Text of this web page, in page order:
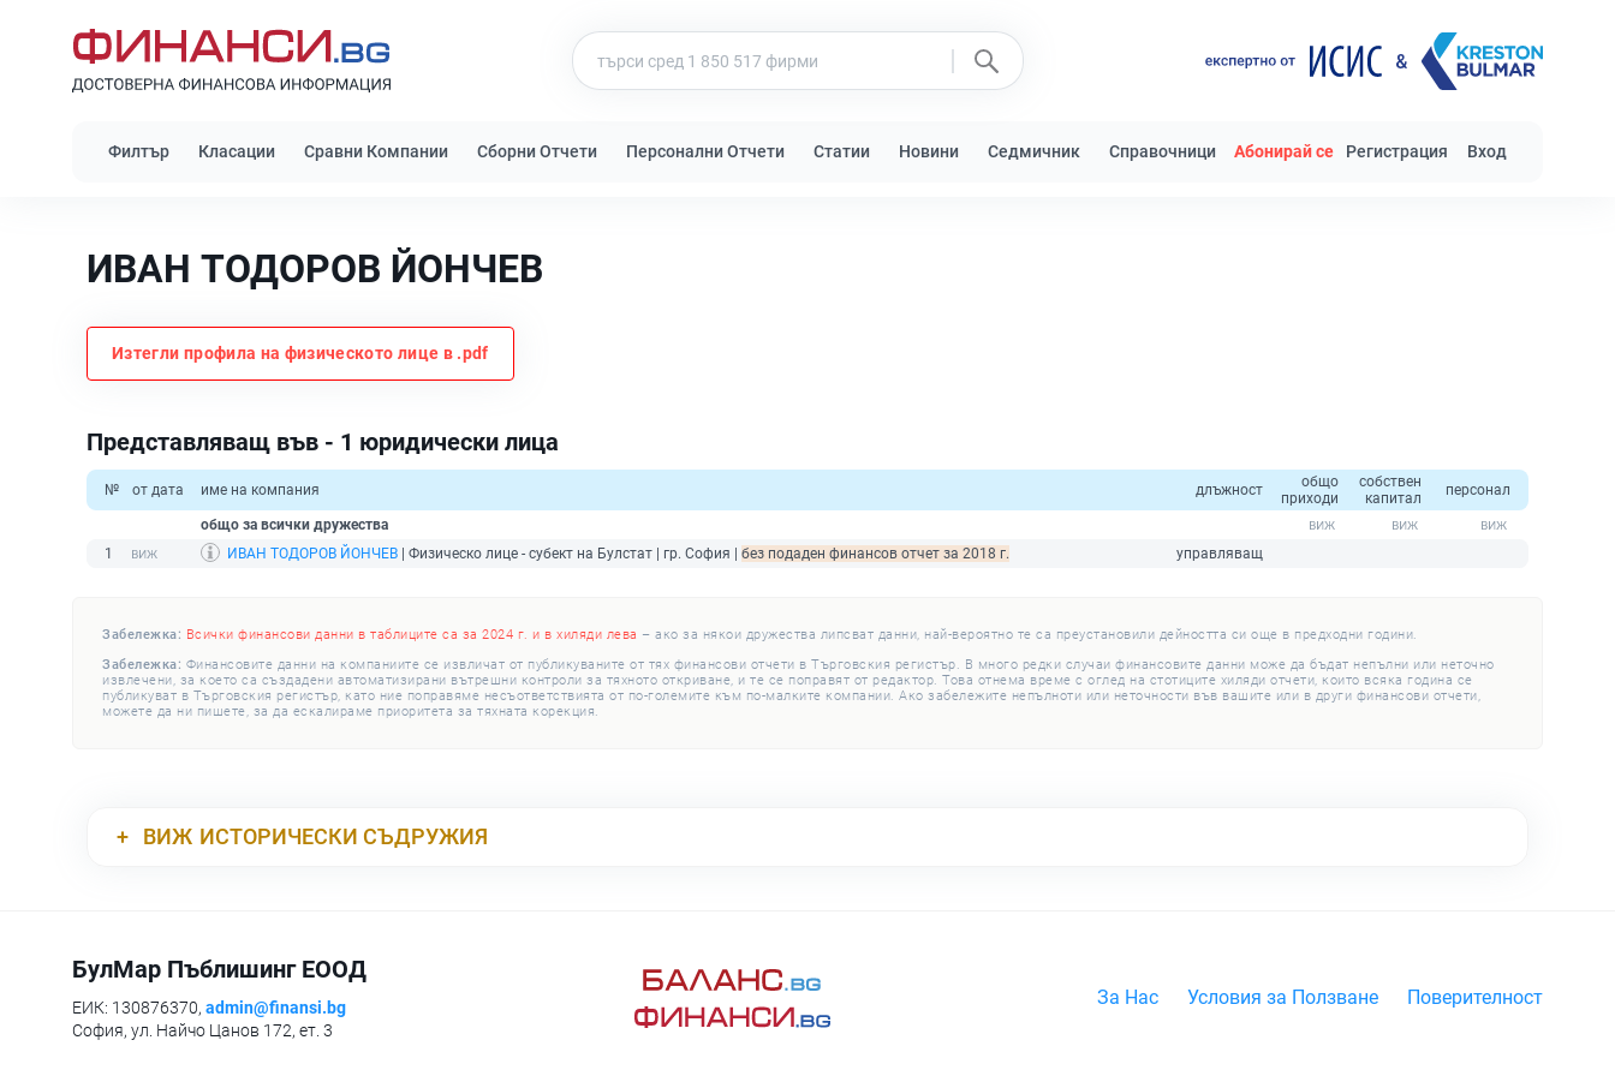
Филтър Класации Сравни Компании Сборни Отчети Персонални Отчети Статии Новини Седмичник Справочници Абонирай се Регистрация Вход
ИВАН ТОДОРОВ ЙОНЧЕВ
Изтегли профила на физическото лице в .pdf
Представляващ във - 1 юридически лица
№ от дата име на компания длъжност
общо
приходи
собствен
капитал
персонал
общо за всички дружества
1
ИВАН ТОДОРОВ ЙОНЧЕВ | Физическо лице - субект на Булстат | гр. София | без подаден финансов отчет за 2018 г. управляващ
Забележка: Всички финансови данни в таблиците са за 2024 г. и в хиляди лева – ако за някои дружества липсват данни, най-вероятно те са преустановили дейността си още в предходни години.
Забележка: Финансовите данни на компаниите се извличат от публикуваните от тях финансови отчети в Търговския регистър. В много редки случаи финансовите данни може да бъдат непълни или неточно
извлечени, за което са създадени автоматизирани вътрешни контроли за тяхното откриване, и те се поправят от редактор. Това отнема време с оглед на стотиците хиляди отчети, които всяка година се
публикуват в Търговския регистър, като ние поправяме несъответствията от по-големите към по-малките компании. Ако забележите непълноти или неточности във вашите или в други финансови отчети,
можете да ни пишете, за да ескалираме приоритета за тяхната корекция.
ВИЖ ИСТОРИЧЕСКИ СЪДРУЖИЯ
БулМар Пъблишинг ЕООД
ЕИК: 130876370, admin@finansi.bg
София, ул. Найчо Цанов 172, ет. 3
За Нас Условия за Ползване Поверителност